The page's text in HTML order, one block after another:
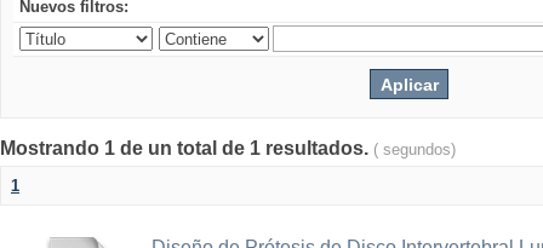
Nuevos filtros:
Mostrando 1 de un total de 1 resultados. ( segundos)
1